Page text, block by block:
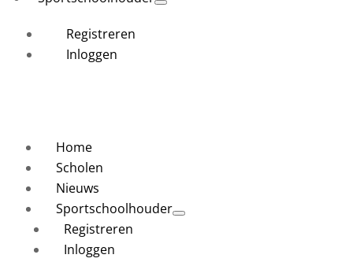
Registreren
Inloggen
Home
Scholen
Nieuws
Sportschoolhouder
Registreren
Inloggen